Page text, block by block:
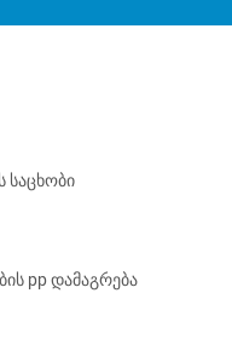
საცხობი
pp დამაგრება